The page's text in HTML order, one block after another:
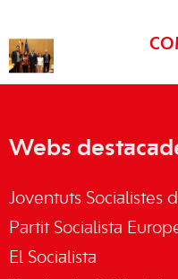
Webs
Joventuts Socialistes
Partit Socialista
El Socialista